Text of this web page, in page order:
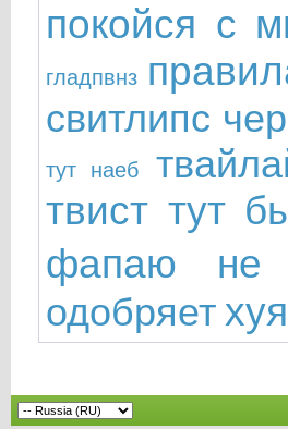
покойся с
гладпвнз
свитлипс
тут наеб
твист тут
фапаю не
одобряет